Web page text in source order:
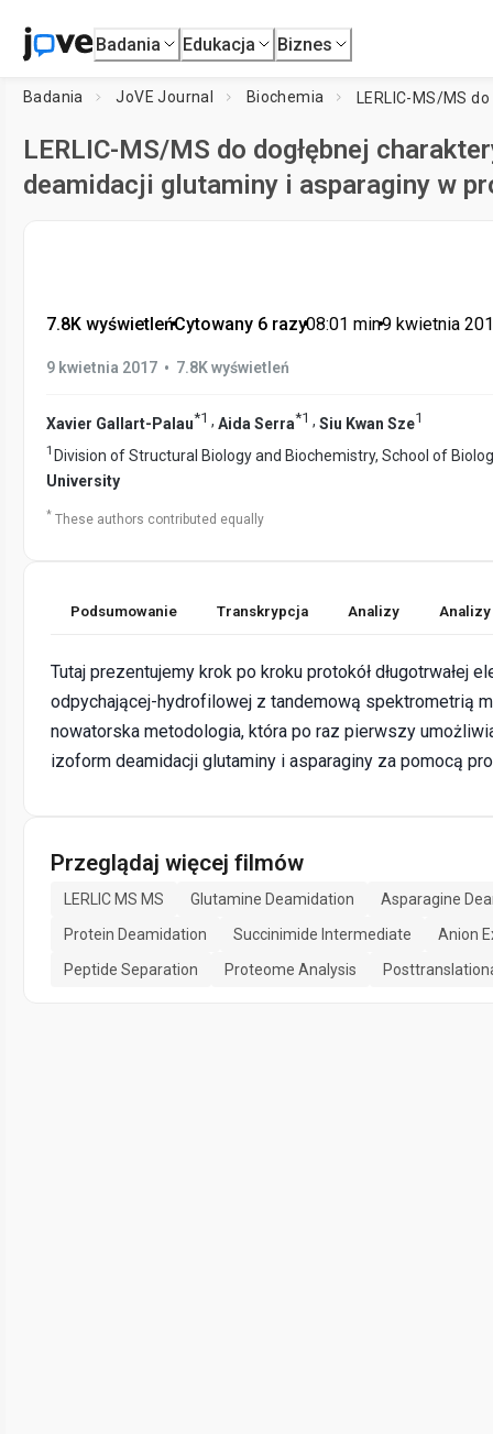
Badania Edukacja Biznes
Badania JoVE Journal Biochemia
LERLIC-MS/MS do dogłębnej
deamidacji glutaminy i asparaginy w
7.8K wyświetleń•Cytowany 6 razy•08:01 min•9 kwietnia
9 kwietnia 2017 • 7.8K wyświetleń
Xavier Gallart-Palau*1 , Aida Serra*1 , Siu Kwan Sze1
1 Division of Structural Biology and Biochemistry, School of
University
* These authors contributed equally
Podsumowanie Transkrypcja Analizy
Tutaj prezentujemy krok po kroku protokół długotrwałej
odpychającej-hydrofilowej z tandemową spektrometrią
nowatorska metodologia, która po raz pierwszy
izoform deamidacji glutaminy i asparaginy za pomocą
Przeglądaj więcej filmów
LERLIC MS MS Glutamine Deamidation
Asparagine
Protein Deamidation
Succinimide Intermediate
Anion
Peptide Separation
Proteome Analysis